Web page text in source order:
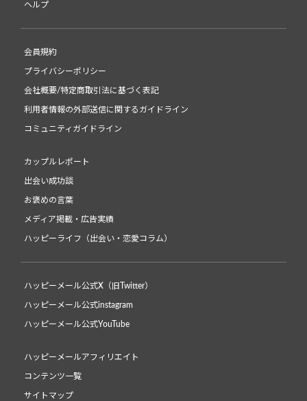
ヘルプ
会員規約
プライバシーポリシー
会社概要/特定商取引法に基づく表記
利用者情報の外部送信に関するガイドライン
コミュニティガイドライン
カップルレポート
出会い成功談
お褒めの言葉
メディア掲載・広告実績
ハッピーライフ（出会い・恋愛コラム）
ハッピーメール公式X（旧Twitter）
ハッピーメール公式instagram
ハッピーメール公式YouTube
ハッピーメールアフィリエイト
コンテンツ一覧
サイトマップ